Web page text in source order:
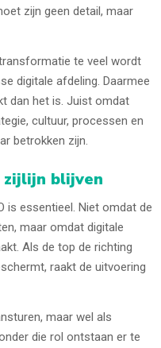
zijn geen detail, maar
te veel wordt
digitale afdeling. Daarmee
dan het is. Juist omdat
cultuur, processen en
betrokken zijn.
zijlijn blijven
is essentieel. Niet omdat de
maar omdat digitale
Als de top de richting
raakt de uitvoering
maar wel als
die rol ontstaan er te